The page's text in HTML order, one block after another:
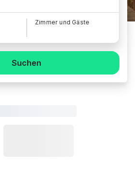
Zimmer und Gäste
Suchen